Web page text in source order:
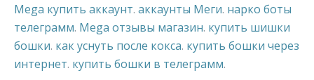
Mega купить аккаунт. аккаунты Меги. нарко боты
телеграмм. Mega отзывы магазин. купить шишки
бошки. как уснуть после кокса. купить бошки через
интернет. купить бошки в телеграмм.